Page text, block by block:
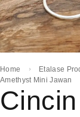
Home Etalase
Amethyst Mini Jawan